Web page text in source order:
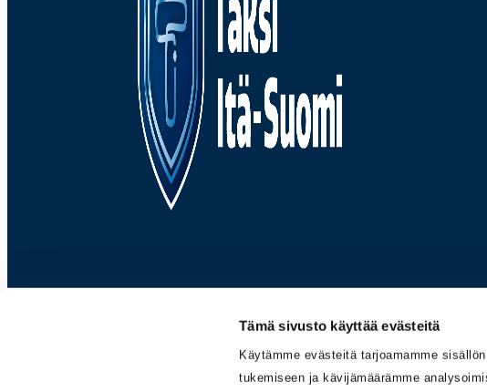
Tämä sivusto käyttää evästeitä
Käytämme evästeitä tarjoamamme
tukemiseen ja kävijämäärämme